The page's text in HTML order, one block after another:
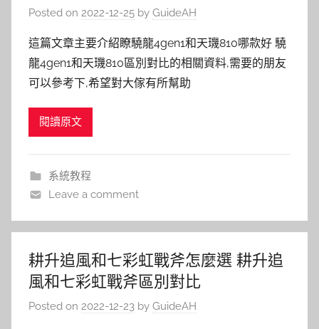
Posted on 2022-12-25 by GuideAH
這篇文章主要介紹瞭驍龍4gen1和天璣810哪款好 驍
龍4gen1和天璣810區別對比的相關資料,需要的朋友
可以參考下,希望對大傢有所幫助
閱讀原文
系統教程
Leave a comment
耕升追風和七彩虹戰斧怎麼選 耕升追
風和七彩虹戰斧區別對比
Posted on 2022-12-23 by GuideAH